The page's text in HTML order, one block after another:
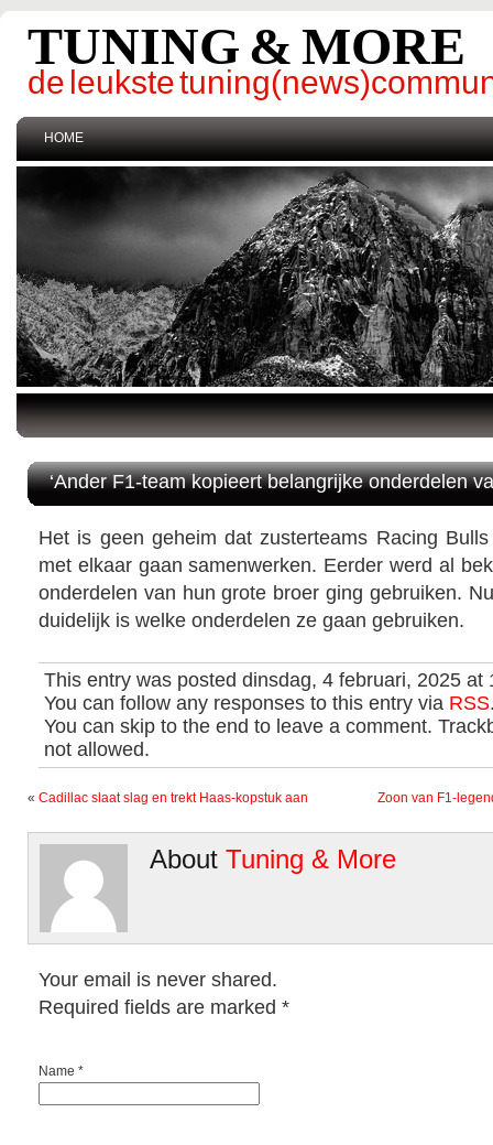
TUNING & MORE
de leukste
HOME
‘Ander F1-team kopieert belangrijke onderdelen
Het is geen geheim dat zusterteams Racing
met elkaar gaan samenwerken. Eerder werd al
onderdelen van hun grote broer ging gebruiken.
duidelijk is welke onderdelen ze gaan gebruiken.
This entry was posted dinsdag, 4 februari, 2025 at
You can follow any responses to this entry via RSS
You can skip to the end to leave a comment.
not allowed.
« Cadillac slaat slag en trekt Haas-kopstuk aan Zoon van F1-
About Tuning & More
Your email is never shared.
Required fields are marked *
Name *